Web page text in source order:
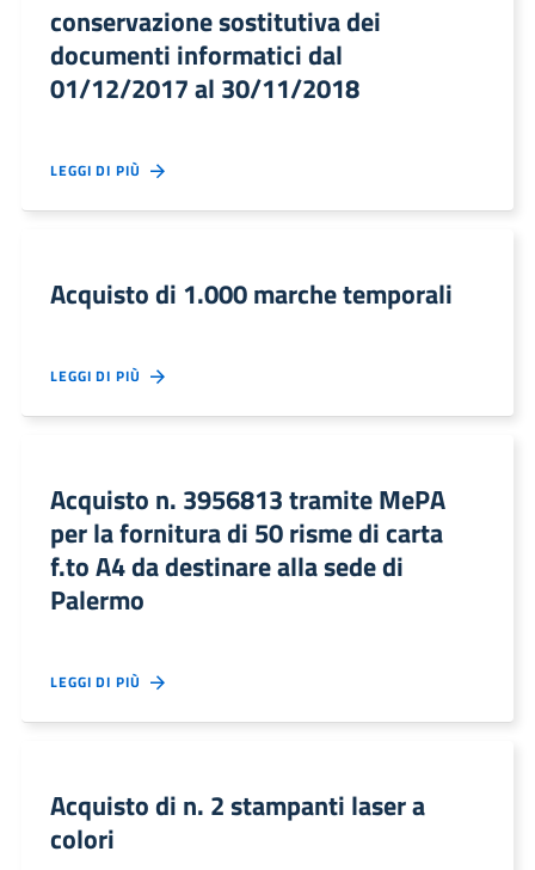
conservazione sostitutiva dei
documenti informatici dal
01/12/2017 al 30/11/2018
LEGGI DI PIÙ
Acquisto di 1.000 marche temporali
LEGGI DI PIÙ
Acquisto n. 3956813 tramite MePA
per la fornitura di 50 risme di carta
f.to A4 da destinare alla sede di
Palermo
LEGGI DI PIÙ
Acquisto di n. 2 stampanti laser a
colori